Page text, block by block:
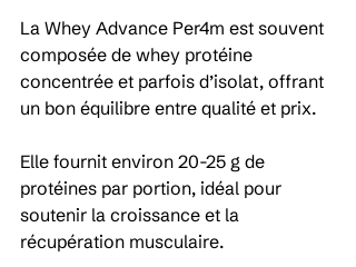
La Whey Advance Per4m est souvent
composée de whey protéine
concentrée et parfois d’isolat, offrant
un bon équilibre entre qualité et prix.
Elle fournit environ 20-25 g de
protéines par portion, idéal pour
soutenir la croissance et la
récupération musculaire.